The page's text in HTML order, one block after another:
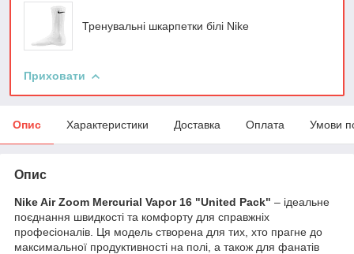
Тренувальні шкарпетки білі Nike
Приховати
Опис Характеристики Доставка Оплата Умови
Опис
Nike Air Zoom Mercurial Vapor 16 "United Pack" – ідеальне
поєднання швидкості та комфорту для справжніх
професіоналів. Ця модель створена для тих, хто прагне до
максимальної продуктивності на полі, а також для фанатів